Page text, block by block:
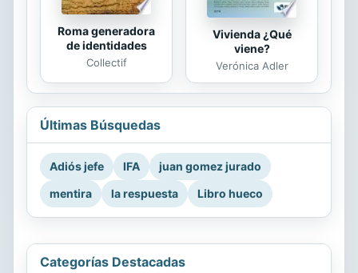
Roma generadora
de identidades
Collectif
Vivienda ¿Qué
viene?
Verónica Adler
Últimas Búsquedas
Adiós jefe IFA
juan gomez jurado
mentira
la respuesta Libro hueco
Categorías Destacadas